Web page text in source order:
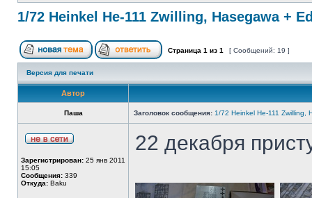
1/72 Heinkel He-111 Zwilling, Hasegawa +
Страница 1 из 1 [ Сообщений: 19 ]
Версия для печати
Автор
Паша Заголовок сообщения: 1/72 Heinkel He-111 Zwilling,
Зарегистрирован: 25 янв 2011
15:05
Сообщения: 339
Откуда: Baku
22 декабря